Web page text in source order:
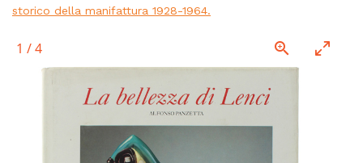
storico della manifattura 1928-1964.
1 /4